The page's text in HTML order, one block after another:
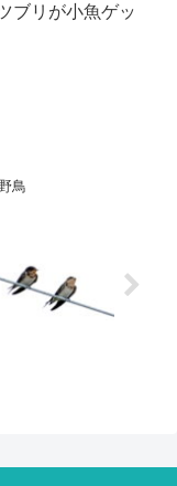
ブリが小魚ゲッ
鳥